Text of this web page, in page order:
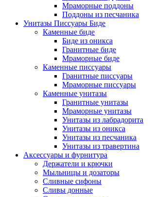
Мраморные поддоны
Поддоны из песчаника
Унитазы Писсуары Биде
Каменные биде
Биде из оникса
Гранитные биде
Мраморные биде
Каменные писсуары
Гранитные писсуары
Мраморные писсуары
Каменные унитазы
Гранитные унитазы
Мраморные унитазы
Унитазы из лабрадорита
Унитазы из оникса
Унитазы из песчаника
Унитазы из травертина
Аксессуары и фурнитура
Держатели и крючки
Мыльницы и дозаторы
Сливные сифоны
Сливы донные